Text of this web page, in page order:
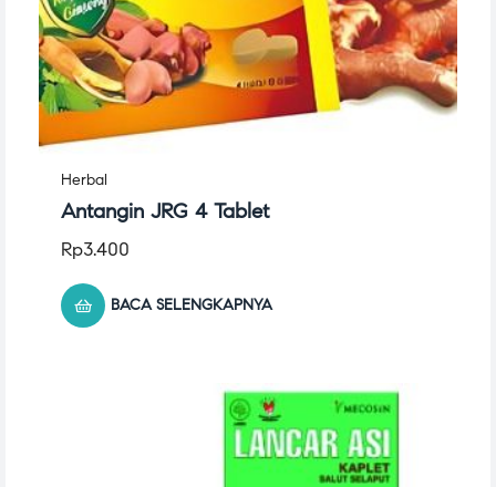
Herbal
Antangin JRG 4 Tablet
Rp3.400
BACA SELENGKAPNYA